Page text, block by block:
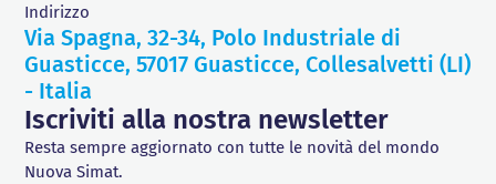
Iscriviti alla nostra newsletter
Resta sempre aggiornato con tutte le novità del mondo
Nuova Simat.
Indirizzo
Via Spagna, 32-34, Polo Industriale di
Guasticce, 57017 Guasticce, Collesalvetti (LI)
- Italia